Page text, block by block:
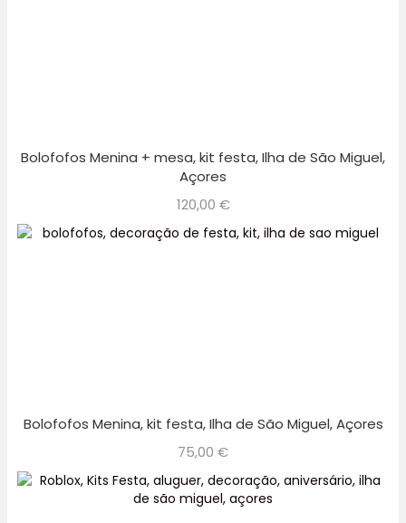
Bolofofos Menina + mesa, kit festa, Ilha de São Miguel,
Açores
120,00 €
Bolofofos Menina, kit festa, Ilha de São Miguel, Açores
75,00 €